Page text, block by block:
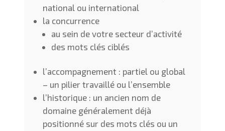
national ou international
la concurrence
au sein de votre secteur d’activité
des mots clés ciblés
l’accompagnement : partiel ou global
– un pilier travaillé ou l’ensemble
l’historique : un ancien nom de
domaine généralement déjà
positionné sur des mots clés ou un